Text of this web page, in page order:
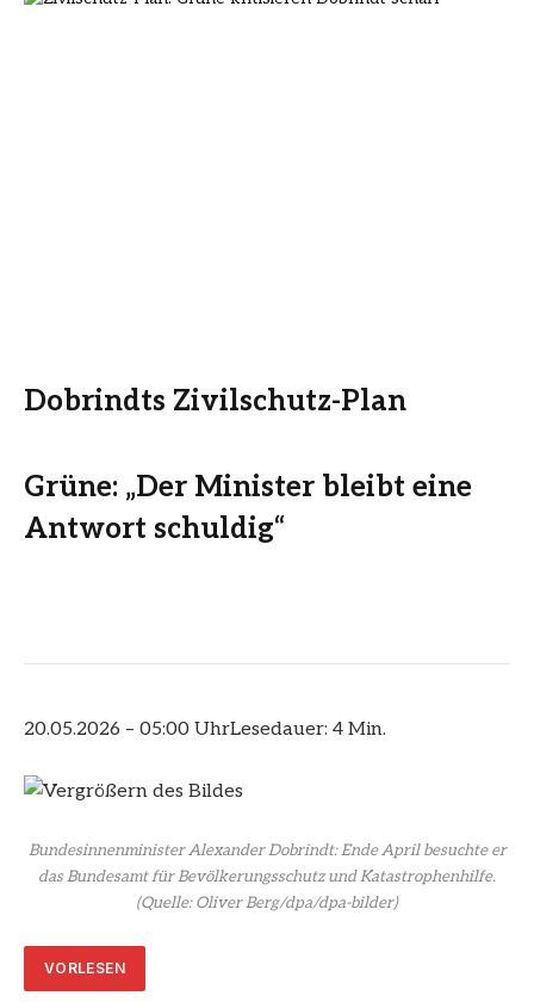
Dobrindts Zivilschutz-Plan
Grüne: „Der Minister bleibt eine
Antwort schuldig“
20.05.2026 – 05:00 UhrLesedauer: 4 Min.
Bundesinnenminister Alexander Dobrindt: Ende April besuchte er
das Bundesamt für Bevölkerungsschutz und Katastrophenhilfe.
(Quelle: Oliver Berg/dpa/dpa-bilder)
VORLESEN